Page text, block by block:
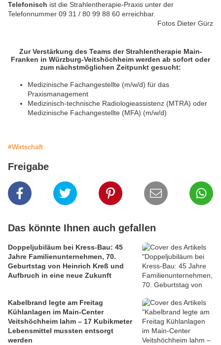
Telefonisch ist die Strahlentherapie-Praxis unter der
Telefonnummer 09 31 / 80 99 88 60 erreichbar.
Fotos Dieter Gürz
Zur Verstärkung des Teams der Strahlentherapie Main-
Franken in Würzburg-Veitshöchheim werden ab sofort oder
zum nächstmöglichen Zeitpunkt gesucht:
Medizinische Fachangestellte (m/w/d) für das
Praxismanagement
Medizinisch-technische Radiologieassistenz (MTRA) oder
Medizinische Fachangestellte (MFA) (m/w/d)
#Wirtschaft
Freigabe
Das könnte Ihnen auch gefallen
Doppeljubiläum bei Kress-Bau: 45
Jahre Familienunternehmen, 70.
Geburtstag von Heinrich Kreß und
Aufbruch in eine neue Zukunft
Kabelbrand legte am Freitag
Kühlanlagen im Main-Center
Veitshöchheim lahm – 17 Kubikmeter
Lebensmittel mussten entsorgt
werden